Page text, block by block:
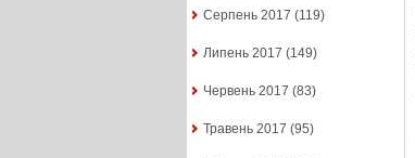
Серпень 2017 (119)
Липень 2017 (149)
Червень 2017 (83)
Травень 2017 (95)